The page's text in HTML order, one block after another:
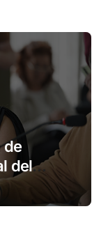
de
del
a
20 años